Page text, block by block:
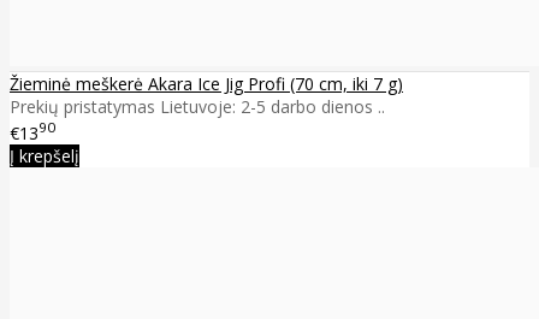
Žieminė meškerė Akara Ice Jig Profi (70 cm, iki 7 g)
Prekių pristatymas Lietuvoje: 2-5 darbo dienos ..
€1390
Į krepšelį